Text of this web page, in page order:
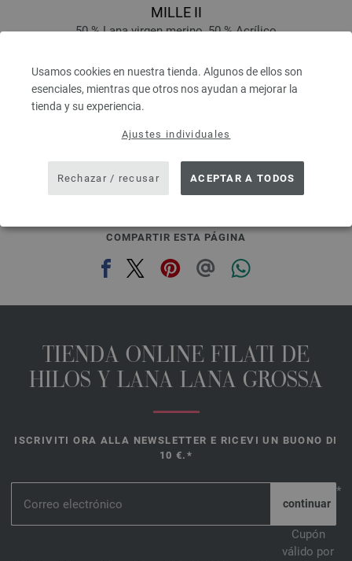
Usamos cookies en nuestra tienda. Algunos de ellos son
esenciales, mientras que otros nos ayudan a mejorar la
tienda y su experiencia.
Ajustes individuales
Rechazar / recusar ACEPTAR A TODOS
MILLE II
50 % Lana virgen merino, 50 % Acrílico
Grosor de las agujas: 7 - 8
4,41 $
IVA no incluido, más gastos de envío, Precio base:
prev next
COMPARTIR ESTA PÁGINA
TIENDA ONLINE FILATI DE
HILOS Y LANA LANA GROSSA
ISCRIVITI ORA ALLA NEWSLETTER E RICEVI UN BUONO DI
10 €.*
*
Cupón
válido por